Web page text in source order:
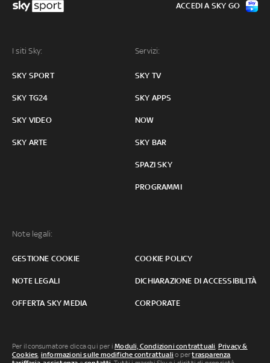
I siti Sky:
SKY SPORT
SKY TG24
SKY VIDEO
SKY ARTE
Servizi:
SKY TV
SKY APPS
NOW
SKY BAR
SPAZI SKY
PROGRAMMI
Note legali:
GESTIONE COOKIE COOKIE POLICY
NOTE LEGALI DICHIARAZIONE DI ACCESSIBILITÀ
OFFERTA SKY MEDIA CORPORATE
ACCEDI A SKY GO
Per il consumatore clicca qui per iModuli, Condizioni contrattuali, Privacy &
Cookies, informazioni sulle modifiche contrattuali o pertrasparenza